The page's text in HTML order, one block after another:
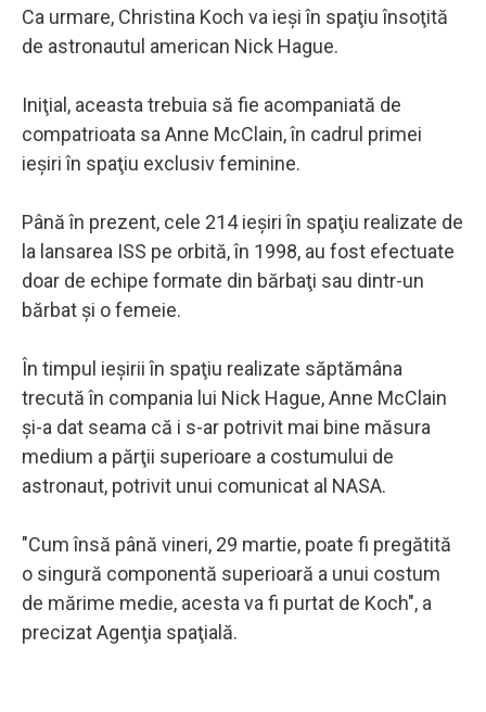
Ca urmare, Christina Koch va ieşi în spaţiu însoţită
de astronautul american Nick Hague.
Iniţial, aceasta trebuia să fie acompaniată de
compatrioata sa Anne McClain, în cadrul primei
ieşiri în spaţiu exclusiv feminine.
Până în prezent, cele 214 ieşiri în spaţiu realizate de
la lansarea ISS pe orbită, în 1998, au fost efectuate
doar de echipe formate din bărbaţi sau dintr-un
bărbat şi o femeie.
În timpul ieşirii în spaţiu realizate săptămâna
trecută în compania lui Nick Hague, Anne McClain
şi-a dat seama că i s-ar potrivit mai bine măsura
medium a părţii superioare a costumului de
astronaut, potrivit unui comunicat al NASA.
"Cum însă până vineri, 29 martie, poate fi pregătită
o singură componentă superioară a unui costum
de mărime medie, acesta va fi purtat de Koch", a
precizat Agenţia spaţială.